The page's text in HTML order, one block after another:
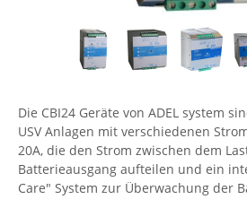
Wi-Fi - WLAN - Wireless
IT Netzwerktechnik / Kommunikation
Serverräume
RMA / Rücksendung / Support
Fokus Technologies
Gefen
Gude
Die CBI24 Geräte von ADEL system
USV Anlagen mit verschiedenen
20A, die den Strom zwischen dem
Batterieausgang aufteilen und ein
Care" System zur Überwachung der